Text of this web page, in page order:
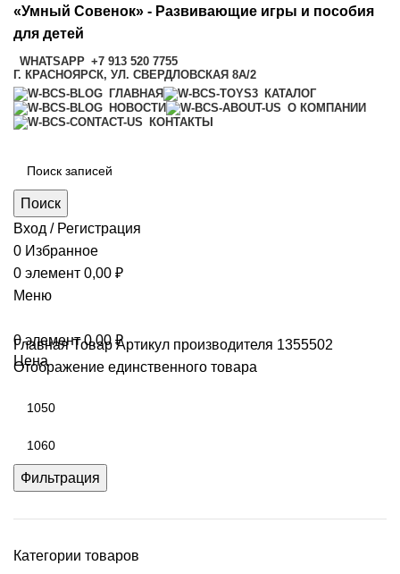
«Умный Совенок» - Развивающие игры и пособия
для детей
WHATSAPP +7 913 520 7755
Г. КРАСНОЯРСК, УЛ. СВЕРДЛОВСКАЯ 8А/2
ГЛАВНАЯ
КАТАЛОГ
НОВОСТИ
О КОМПАНИИ
КОНТАКТЫ
Поиск
Вход / Регистрация
0 Избранное
0 элемент 0,00 ₽
Меню
0элемент 0,00 ₽
ГлавнаяТовар Артикул производителя 1355502
Отображение единственного товара
Цена
Фильтрация
Категории товаров